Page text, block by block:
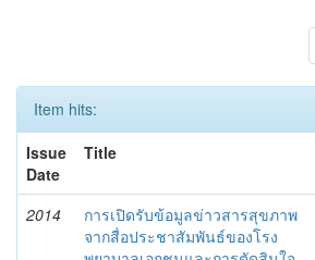
Item hits:
Issue
Date
Title
2014
การเปิดรับข้อมูลข่าวสารสุขภาพ
จากสื่อประชาสัมพันธ์ของโรง